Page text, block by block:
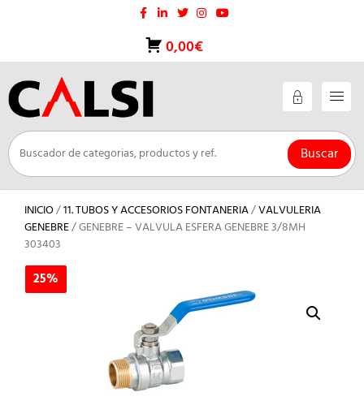
0,00€
Buscar
INICIO/11. TUBOS Y ACCESORIOS FONTANERIA/VALVULERIA
GENEBRE/ GENEBRE – VALVULA ESFERA GENEBRE 3/8MH
303403
25%
25%